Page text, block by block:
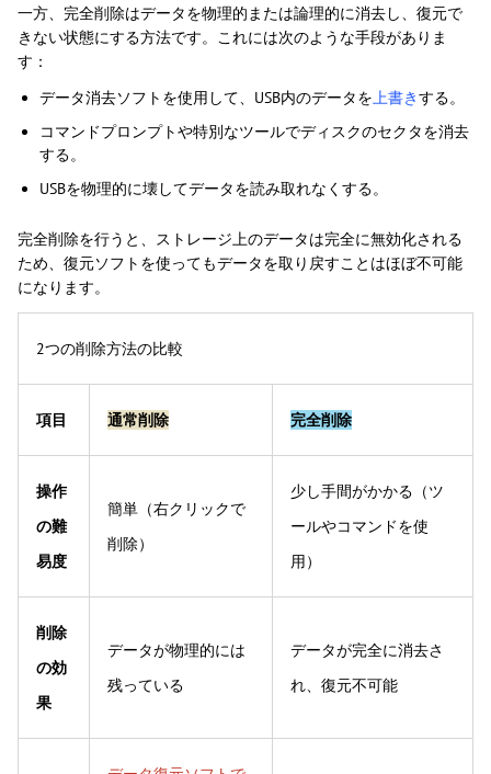
一方、完全削除はデータを物理的または論理的に消去し、復元で
きない状態にする方法です。これには次のような手段がありま
す：
データ消去ソフトを使用して、USB内のデータを上書きする。
コマンドプロンプトや特別なツールでディスクのセクタを消去
する。
USBを物理的に壊してデータを読み取れなくする。
完全削除を行うと、ストレージ上のデータは完全に無効化される
ため、復元ソフトを使ってもデータを取り戻すことはほぼ不可能
になります。
2つの削除方法の比較
項目 通常削除 完全削除
操作
の難
易度
簡単（右クリックで
削除）
少し手間がかかる（ツ
ールやコマンドを使
用）
削除
の効
果
データが物理的には
残っている
データが完全に消去さ
れ、復元不可能